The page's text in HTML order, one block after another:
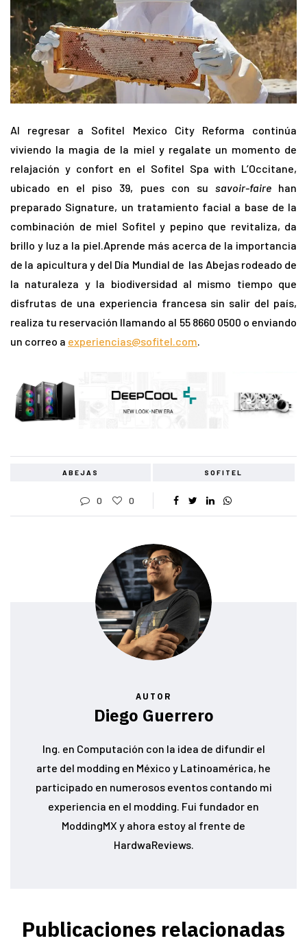
Al regresar a Sofitel Mexico City Reforma continúa
viviendo la magia de la miel y regalate un momento de
relajación y confort en el Sofitel Spa with L’Occitane,
ubicado en el piso 39, pues con su savoir-faire han
preparado Signature, un tratamiento facial a base de la
combinación de miel Sofitel y pepino que revitaliza, da
brillo y luz a la piel.Aprende más acerca de la importancia
de la apicultura y del Día Mundial de las Abejas rodeado de
la naturaleza y la biodiversidad al mismo tiempo que
disfrutas de una experiencia francesa sin salir del país,
realiza tu reservación llamando al 55 8660 0500 o enviando
un correo a experiencias@sofitel.com.
ABEJAS SOFITEL
0 0
AUTOR
Diego Guerrero
Ing. en Computación con la idea de difundir el
arte del modding en México y Latinoamérica, he
participado en numerosos eventos contando mi
experiencia en el modding. Fui fundador en
ModdingMX y ahora estoy al frente de
HardwaReviews.
Publicaciones relacionadas